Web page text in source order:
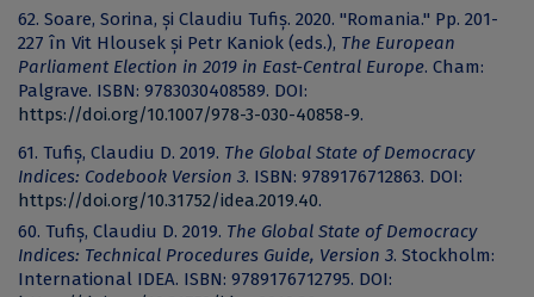
62. Soare, Sorina, și Claudiu Tufiș. 2020. "Romania." Pp. 201-
227 în Vit Hlousek și Petr Kaniok (eds.), The European
Parliament Election in 2019 in East-Central Europe. Cham:
Palgrave. ISBN: 9783030408589. DOI:
https://doi.org/10.1007/978-3-030-40858-9.
61. Tufiș, Claudiu D. 2019. The Global State of Democracy
Indices: Codebook Version 3. ISBN: 9789176712863. DOI:
https://doi.org/10.31752/idea.2019.40.
60. Tufiș, Claudiu D. 2019. The Global State of Democracy
Indices: Technical Procedures Guide, Version 3. Stockholm:
International IDEA. ISBN: 9789176712795. DOI: